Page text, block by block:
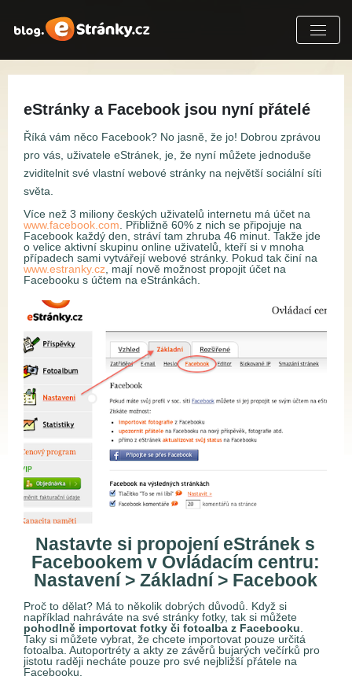
eStránky a Facebook jsou nyní přátelé
Říká vám něco Facebook? No jasně, že jo! Dobrou zprávou
pro vás, uživatele eStránek, je, že nyní můžete jednoduše
zviditelnit své vlastní webové stránky na největší sociální síti
světa.
Více než 3 miliony českých uživatelů internetu má účet na
www.facebook.com . Přibližně 60% z nich se připojuje na
Facebook každý den, stráví tam zhruba 46 minut. Takže jde
o velice aktivní skupinu online uživatelů, kteří si v mnoha
případech sami vytvářejí webové stránky. Pokud tak činí na
www.estranky.cz , mají nově možnost propojit účet na
Facebooku s účtem na eStránkách.
Nastavte si propojení eStránek s
Facebookem v Ovládacím centru:
Nastavení > Základní > Facebook
Proč to dělat? Má to několik dobrých důvodů. Když si
například nahráváte na své stránky fotky, tak si můžete
pohodlně importovat fotky či fotoalba z Facebooku.
Taky si můžete vybrat, že chcete importovat pouze určitá
fotoalba. Autoportréty a akty ze závěrů bujarých večírků pro
jistotu raději necháte pouze pro své nejbližší přátele na
Facebooku.